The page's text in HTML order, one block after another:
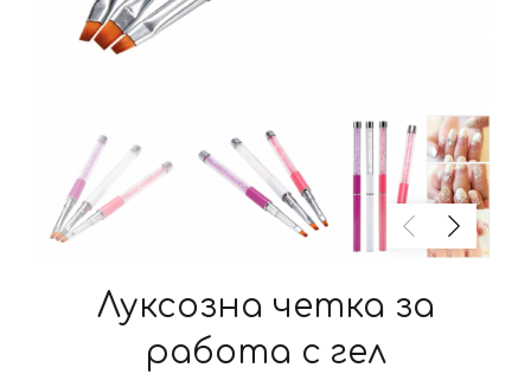
Луксозна четка за
работа с гел